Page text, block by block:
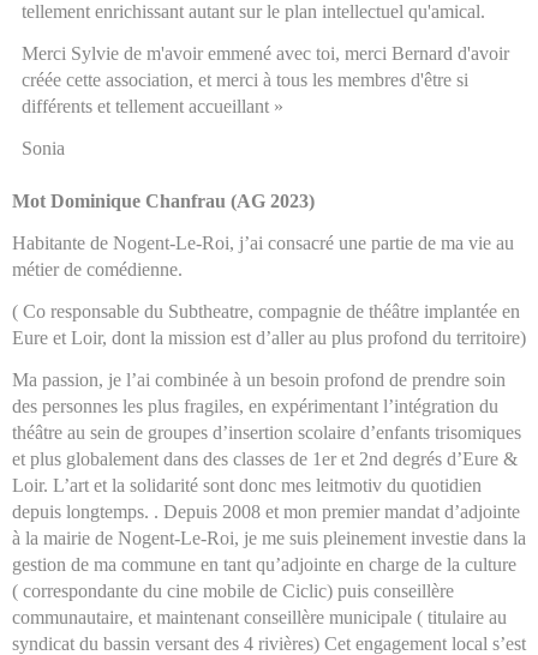
tellement enrichissant autant sur le plan intellectuel qu'amical.
Merci Sylvie de m'avoir emmené avec toi, merci Bernard d'avoir
créée cette association, et merci à tous les membres d'être si
différents et tellement accueillant »
Sonia
Mot Dominique Chanfrau (AG 2023)
Habitante de Nogent-Le-Roi, j’ai consacré une partie de ma vie au
métier de comédienne.
( Co responsable du Subtheatre, compagnie de théâtre implantée en
Eure et Loir, dont la mission est d’aller au plus profond du territoire)
Ma passion, je l’ai combinée à un besoin profond de prendre soin
des personnes les plus fragiles, en expérimentant l’intégration du
théâtre au sein de groupes d’insertion scolaire d’enfants trisomiques
et plus globalement dans des classes de 1er et 2nd degrés d’Eure &
Loir. L’art et la solidarité sont donc mes leitmotiv du quotidien
depuis longtemps. . Depuis 2008 et mon premier mandat d’adjointe
à la mairie de Nogent-Le-Roi, je me suis pleinement investie dans la
gestion de ma commune en tant qu’adjointe en charge de la culture
( correspondante du cine mobile de Ciclic) puis conseillère
communautaire, et maintenant conseillère municipale ( titulaire au
syndicat du bassin versant des 4 rivières) Cet engagement local s’est